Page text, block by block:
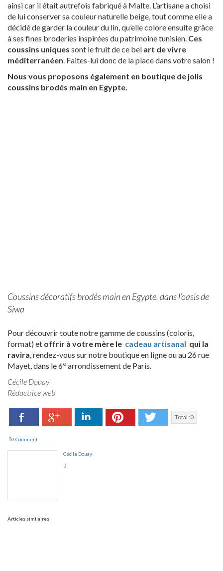
ainsi car il était autrefois fabriqué à Malte. L’artisane a choisi
de lui conserver sa couleur naturelle beige, tout comme elle a
décidé de garder la couleur du lin, qu’elle colore ensuite grâce
à ses fines broderies inspirées du patrimoine tunisien. Ces
coussins uniques sont le fruit de ce bel art de vivre
méditerranéen. Faites-lui donc de la place dans votre salon !
Nous vous proposons également en boutique de jolis
coussins brodés main en Egypte.
Coussins décoratifs brodés main en Egypte, dans l’oasis de
Siwa
Pour découvrir toute notre gamme de coussins (coloris,
format) et offrir à votre mère le cadeau artisanal qui la
ravira, rendez-vous sur notre boutique en ligne ou au 26 rue
Mayet, dans le 6e arrondissement de Paris.
Cécile Douay
Rédactrice web
Facebook Google+ LinkedIn Pinterest Twitter
Total :0
0 Comment
Cécile Douay
Articles similaires